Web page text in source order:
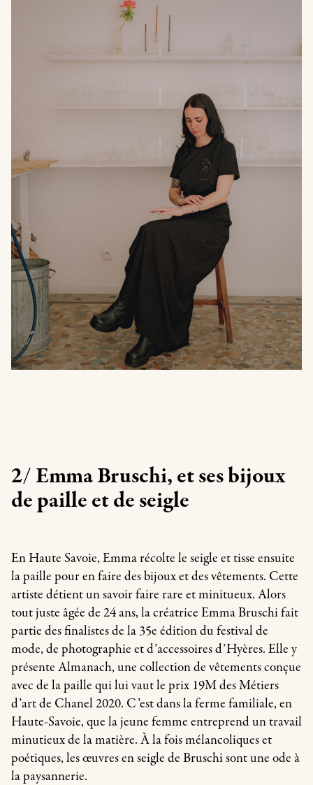
2/ Emma Bruschi, et ses bijoux
de paille et de seigle
En Haute Savoie, Emma récolte le seigle et tisse ensuite
la paille pour en faire des bijoux et des vêtements. Cette
artiste détient un savoir faire rare et minitueux. Alors
tout juste âgée de 24 ans, la créatrice Emma Bruschi fait
partie des finalistes de la 35e édition du festival de
mode, de photographie et d’accessoires d’Hyères. Elle y
présente Almanach, une collection de vêtements conçue
avec de la paille qui lui vaut le prix 19M des Métiers
d’art de Chanel 2020. C’est dans la ferme familiale, en
Haute-Savoie, que la jeune femme entreprend un travail
minutieux de la matière. À la fois mélancoliques et
poétiques, les œuvres en seigle de Bruschi sont une ode à
la paysannerie.